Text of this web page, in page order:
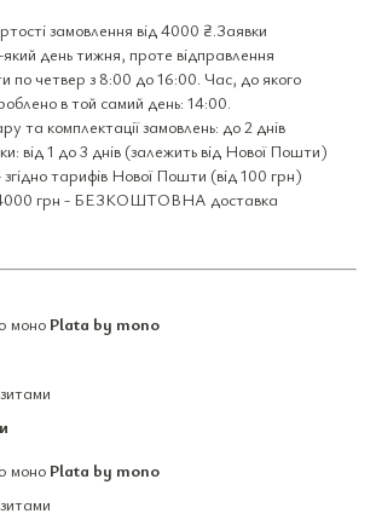
замовлення від 4000 ₴.Заявки
день тижня, проте відправлення
по четвер з 8:00 до 16:00. Час, до якого
в той самий день: 14:00.
та комплектації замовлень: до 2 днів
від 1 до 3 днів (залежить від Нової Пошти)
тарифів Нової Пошти (від 100 грн)
4000 грн - БЕЗКОШТОВНА доставка
моно Plata by mono
моно Plata by mono